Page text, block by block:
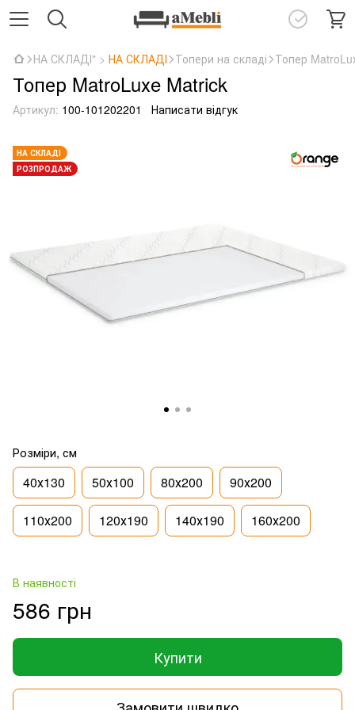
НА СКЛАДІ" > НА СКЛАДІ Топери на складі Топер
Топер MatroLuхe Matrick
Артикул: 100-101202201 Написати відгук
НА СКЛАДІ
РОЗПРОДАЖ
Розміри, см
40х130 50х100 80х200 90х200
110х200 120х190 140х190 160х200
В наявності
586 грн
Купити